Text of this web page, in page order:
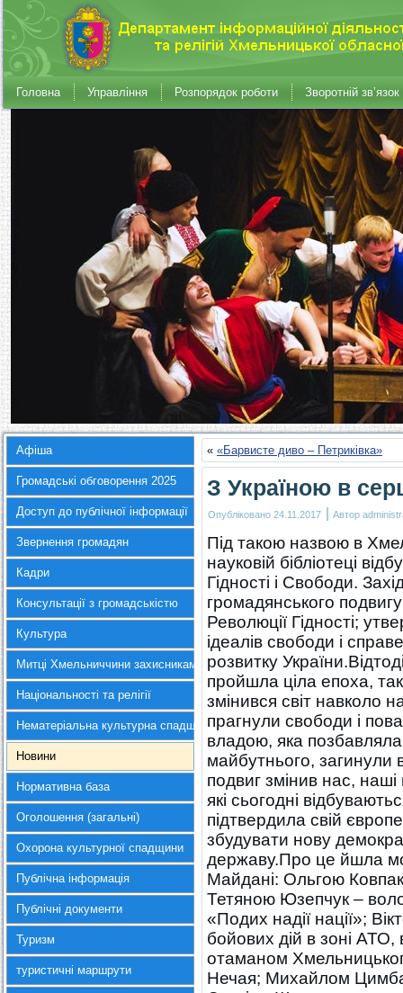
Головна Управління Розпорядок роботи Зворотній зв’язок
Афіша
Громадські обговорення 2025
Доступ до публічної інформації
Звернення громадян
Кадри
Консультації з громадськістю
Культура
Митці Хмельниччини захисникам України
Національності та релігії
Нематеріальна культурна спадщина
Новини
Нормативна база
Оголошення (загальні)
Охорона культурної спадщини
Публічна інформація
Публічні документи
Туризм
туристичні маршрути
« «Барвисте диво – Петриківка»
З Україною в
Опубліковано 24.11.2017 | Автор
Під такою назвою в
науковій бібліотеці
Гідності і Свободи.
громадянського
Революції Гідності;
ідеалів свободи і
розвитку
пройшла ціла епоха,
змінився світ навколо
прагнули свободи і
владою, яка
майбутнього, загинули
подвиг змінив нас,
які сьогодні
підтвердила свій
збудувати нову
державу.Про це йшла
Майдані: Ольгою
Тетяною Юзепчук –
«Подих надії нації»;
бойових дій в зоні
отаманом
Нечая; Михайлом